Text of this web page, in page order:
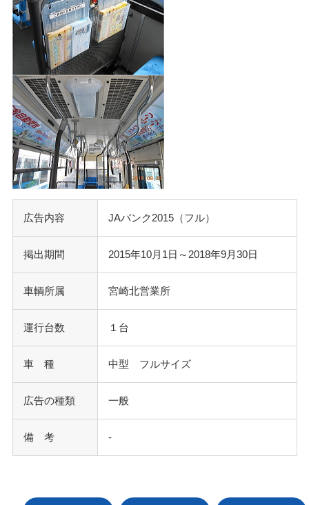
広告内容 JAバンク2015（フル）
掲出期間 2015年10月1日～2018年9月30日
車輌所属 宮崎北営業所
運行台数 １台
車 種 中型 フルサイズ
広告の種類 一般
備 考 -